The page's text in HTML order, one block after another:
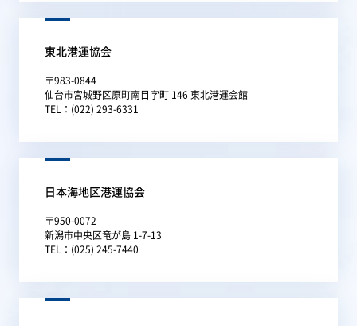
東北港運協会
〒983-0844
仙台市宮城野区原町南目字町 146 東北港運会館
TEL：(022) 293-6331
日本海地区港運協会
〒950-0072
新潟市中央区竜が島 1-7-13
TEL：(025) 245-7440